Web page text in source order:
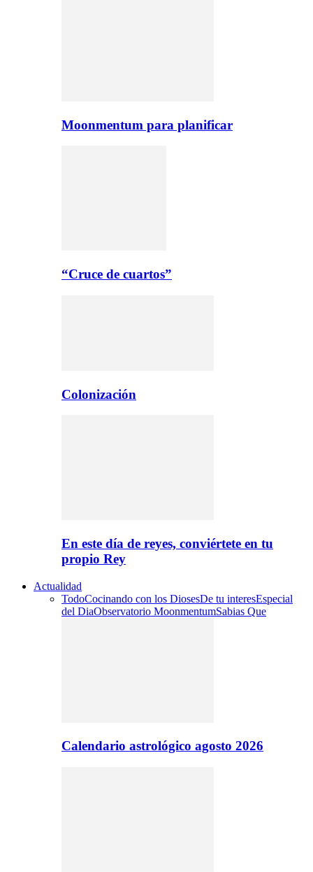
Moonmentum para planificar
“Cruce de cuartos”
Colonización
En este día de reyes, conviértete en tu
propio Rey
Actualidad
TodoCocinando con los DiosesDe tu interesEspecial
del DiaObservatorio MoonmentumSabias Que
Calendario astrológico agosto 2026